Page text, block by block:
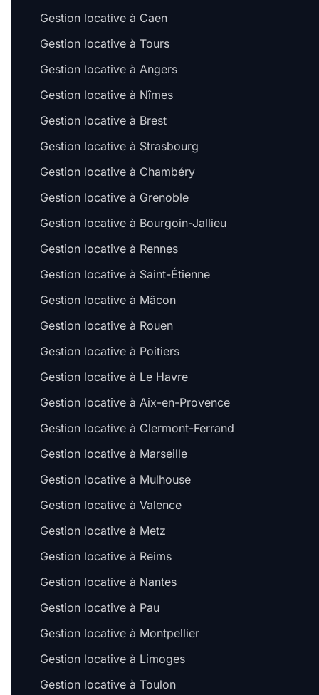
Gestion locative à Caen
Gestion locative à Tours
Gestion locative à Angers
Gestion locative à Nîmes
Gestion locative à Brest
Gestion locative à Strasbourg
Gestion locative à Chambéry
Gestion locative à Grenoble
Gestion locative à Bourgoin-Jallieu
Gestion locative à Rennes
Gestion locative à Saint-Étienne
Gestion locative à Mâcon
Gestion locative à Rouen
Gestion locative à Poitiers
Gestion locative à Le Havre
Gestion locative à Aix-en-Provence
Gestion locative à Clermont-Ferrand
Gestion locative à Marseille
Gestion locative à Mulhouse
Gestion locative à Valence
Gestion locative à Metz
Gestion locative à Reims
Gestion locative à Nantes
Gestion locative à Pau
Gestion locative à Montpellier
Gestion locative à Limoges
Gestion locative à Toulon